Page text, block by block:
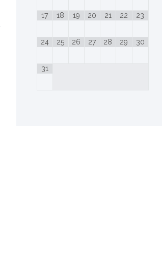
17 18 19 20 21 22 23
24 25 26 27 28 29 30
31